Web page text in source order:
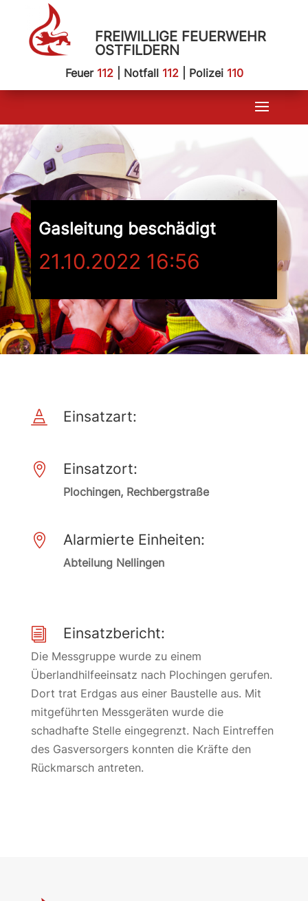
FREIWILLIGE FEUERWEHR
OSTFILDERN
Feuer 112| Notfall 112| Polizei 110
Gasleitung beschädigt
21.10.2022 16:56
 Einsatzart:
 Einsatzort:
Plochingen, Rechbergstraße
 Alarmierte Einheiten:
Abteilung Nellingen
i Einsatzbericht:
Die Messgruppe wurde zu einem
Überlandhilfeeinsatz nach Plochingen gerufen.
Dort trat Erdgas aus einer Baustelle aus. Mit
mitgeführten Messgeräten wurde die
schadhafte Stelle eingegrenzt. Nach Eintreffen
des Gasversorgers konnten die Kräfte den
Rückmarsch antreten.